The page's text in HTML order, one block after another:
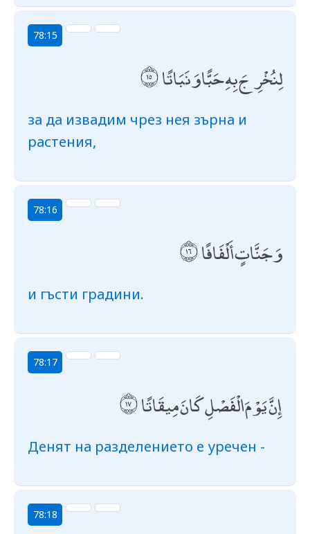
78:15
لِنُخْرِجَ بِهِ حَبًّا وَنَبَاتًا
за да извадим чрез нея зърна и
растения,
78:16
وَجَنَّاتٍ أَلْفَافًا
и гъсти градини.
78:17
إِنَّ يَوْمَ الْفَصْلِ كَانَ مِيقَاتًا
Денят на разделението е уречен -
78:18